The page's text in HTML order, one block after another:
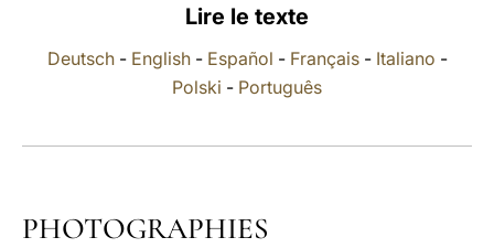
Lire le texte
Deutsch- English- Español - Français- Italiano -
Polski - Português
PHOTOGRAPHIES